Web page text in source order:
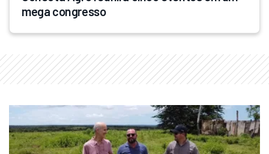
mega congresso